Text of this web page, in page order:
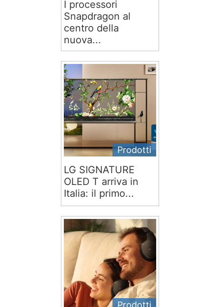
I processori
Snapdragon al
centro della
nuova...
Prodotti
LG SIGNATURE
OLED T arriva in
Italia: il primo...
Prodotti